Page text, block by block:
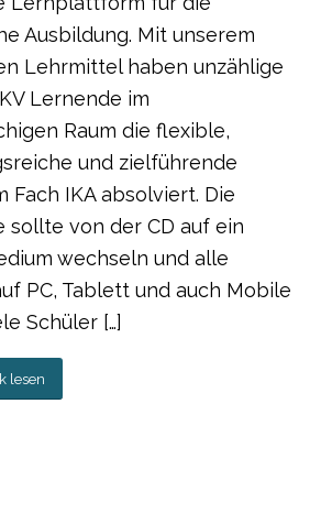
Ausbildung. Mit unserem
Lehrmittel haben unzählige
Lernende im
Raum die flexible,
und zielführende
Fach IKA absolviert. Die
sollte von der CD auf ein
wechseln und alle
PC, Tablett und auch Mobile
Schüler […]
lesen